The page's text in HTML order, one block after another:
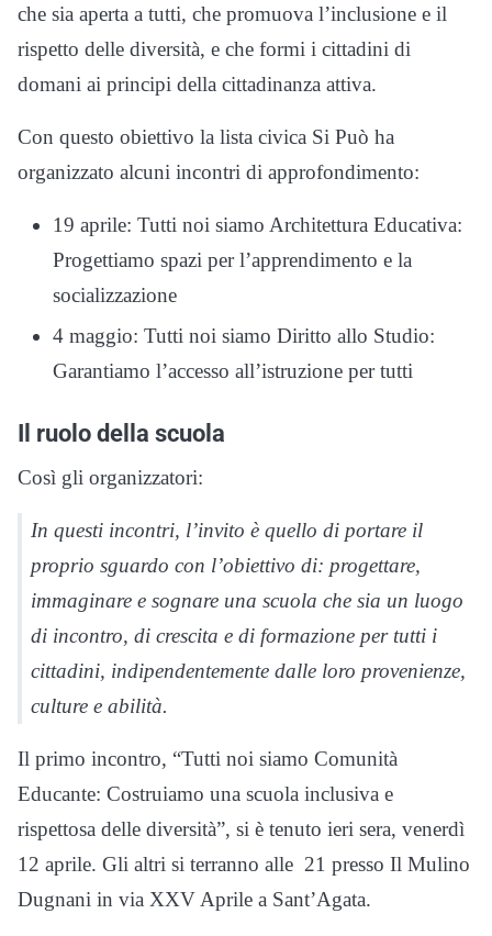
che sia aperta a tutti, che promuova l’inclusione e il
rispetto delle diversità, e che formi i cittadini di
domani ai principi della cittadinanza attiva.
Con questo obiettivo la lista civica Si Può ha
organizzato alcuni incontri di approfondimento:
19 aprile: Tutti noi siamo Architettura Educativa:
Progettiamo spazi per l’apprendimento e la
socializzazione
4 maggio: Tutti noi siamo Diritto allo Studio:
Garantiamo l’accesso all’istruzione per tutti
Il ruolo della scuola
Così gli organizzatori:
In questi incontri, l’invito è quello di portare il
proprio sguardo con l’obiettivo di: progettare,
immaginare e sognare una scuola che sia un luogo
di incontro, di crescita e di formazione per tutti i
cittadini, indipendentemente dalle loro provenienze,
culture e abilità.
Il primo incontro, “Tutti noi siamo Comunità
Educante: Costruiamo una scuola inclusiva e
rispettosa delle diversità”, si è tenuto ieri sera, venerdì
12 aprile. Gli altri si terranno alle 21 presso Il Mulino
Dugnani in via XXV Aprile a Sant’Agata.